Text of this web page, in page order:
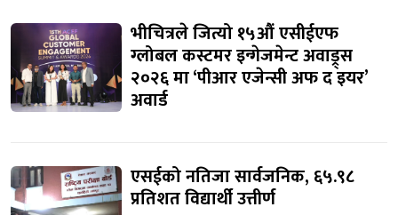
भीचित्रले जित्यो १५औं एसीईएफ
ग्लोबल कस्टमर इन्गेजमेन्ट अवाड्र्स
२०२६ मा ‘पीआर एजेन्सी अफ द इयर’
अवार्ड
एसईको नतिजा सार्वजनिक, ६५.९८
प्रतिशत विद्यार्थी उत्तीर्ण